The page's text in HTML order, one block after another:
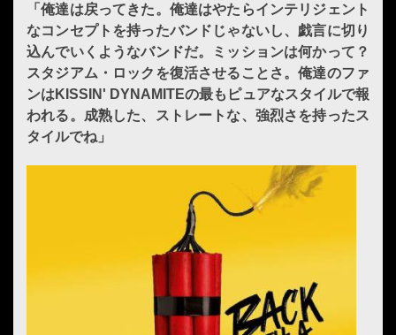
「俺達は戻ってきた。俺達はやたらインテリジェント
なコンセプトを持ったバンドじゃないし、戯言に切り
込んでいくようなバンドだ。ミッションは何かって？
スタジアム・ロックを復活させることさ。俺達のファ
ンはKISSIN' DYNAMITEの最もピュアなスタイルで報
われる。成熟した、ストレートな、強烈さを持ったス
タイルでね」